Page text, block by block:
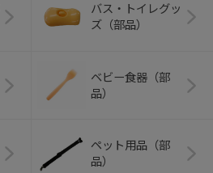
バス・トイレグッ
ズ（部品）
ベビー食器（部
品）
ペット用品（部
品）